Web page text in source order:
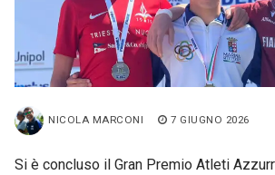
NICOLA MARCONI 7 GIUGNO 2026
Si è concluso il Gran Premio Atleti